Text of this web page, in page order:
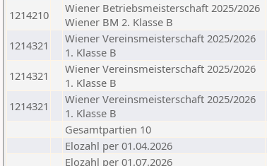
1214210
Wiener Betriebsmeisterschaft 2025/2026
Wiener BM 2. Klasse B
1214321
Wiener Vereinsmeisterschaft 2025/2026
1. Klasse B
1214321
Wiener Vereinsmeisterschaft 2025/2026
1. Klasse B
1214321
Wiener Vereinsmeisterschaft 2025/2026
1. Klasse B
Gesamtpartien 10
Elozahl per 01.04.2026
Elozahl per 01.07.2026